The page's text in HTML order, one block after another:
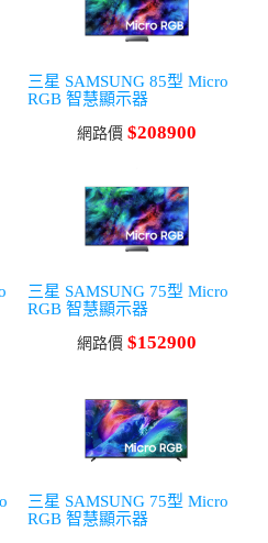
三星 SAMSUNG 85型 Micro
RGB 智慧顯示器
網路價 $208900
三星 SAMSUNG 75型 Micro
RGB 智慧顯示器
網路價 $152900
三星 SAMSUNG 75型 Micro
RGB 智慧顯示器